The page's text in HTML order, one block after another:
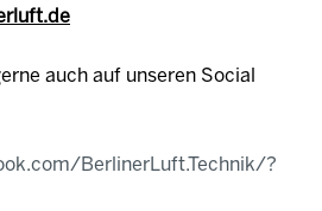
auch auf unseren Social
BerlinerLuft.Technik/?